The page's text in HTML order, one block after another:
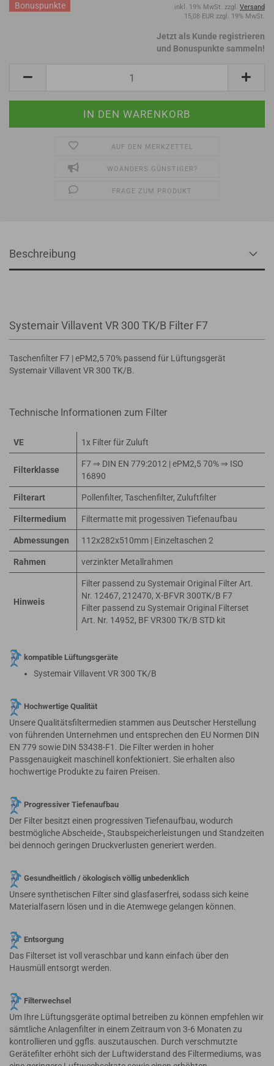
inkl. 19% MwSt. zzgl. Versand
15,08 EUR zzgl. 19% MwSt.
Bonuspunkte
Jetzt als Kunde registrieren
und Bonuspunkte sammeln!
AUF DEN MERKZETTEL
WOANDERS GÜNSTIGER?
FRAGE ZUM PRODUKT
Beschreibung
Systemair Villavent VR 300 TK/B Filter F7
Taschenfilter F7 | ePM2,5 70% passend für Lüftungsgerät
Systemair Villavent VR 300 TK/B.
Technische Informationen zum Filter
VE 1x Filter für Zuluft
Filterklasse
F7 ⇒ DIN EN 779:2012 | ePM2,5 70% ⇒ ISO
16890
Filterart Pollenfilter, Taschenfilter, Zuluftfilter
Filtermedium Filtermatte mit progessiven Tiefenaufbau
Abmessungen 112x282x510mm | Einzeltaschen 2
Rahmen verzinkter Metallrahmen
Hinweis
Filter passend zu Systemair Original Filter Art.
Nr. 12467, 212470, X-BFVR 300TK/B F7
Filter passend zu Systemair Original Filterset
Art. Nr. 14952, BF VR300 TK/B STD kit
kompatible Lüftungsgeräte
Systemair Villavent VR 300 TK/B
Hochwertige Qualität
Unsere Qualitätsfiltermedien stammen aus Deutscher Herstellung
von führenden Unternehmen und entsprechen den EU Normen DIN
EN 779 sowie DIN 53438-F1. Die Filter werden in hoher
Passgenauigkeit maschinell konfektioniert. Sie erhalten also
hochwertige Produkte zu fairen Preisen.
Progressiver Tiefenaufbau
Der Filter besitzt einen progressiven Tiefenaufbau, wodurch
bestmögliche Abscheide-, Staubspeicherleistungen und Standzeiten
bei dennoch geringen Druckverlusten generiert werden.
Gesundheitlich / ökologisch völlig unbedenklich
Unsere synthetischen Filter sind glasfaserfrei, sodass sich keine
Materialfasern lösen und in die Atemwege gelangen können.
Entsorgung
Das Filterset ist voll veraschbar und kann einfach über den
Hausmüll entsorgt werden.
Filterwechsel
Um Ihre Lüftungsgeräte optimal betreiben zu können empfehlen wir
sämtliche Anlagenfilter in einem Zeitraum von 3-6 Monaten zu
kontrollieren und ggfls. auszutauschen. Durch verschmutzte
Gerätefilter erhöht sich der Luftwiderstand des Filtermediums, was